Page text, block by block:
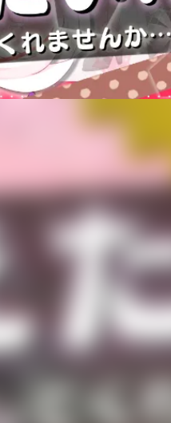
CAMPFIREふるさと納税machi-ya